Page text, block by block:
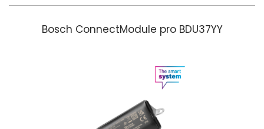
Bosch ConnectModule pro BDU37YY